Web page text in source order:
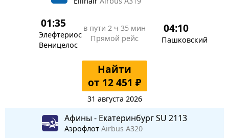
01:35
Элефтериос
Веницелос
в пути 2 ч 35 мин
Прямой рейс
04:10
Пашковский
Найти
от 12 451 ₽
31 августа 2026
Афины - Екатеринбург SU 2113
Аэрофлот Airbus A320